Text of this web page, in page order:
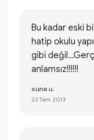
Bu kadar eski
hatip okulu
gibi
anlamsız!!!!!!
suna u.
23 Tem 2013